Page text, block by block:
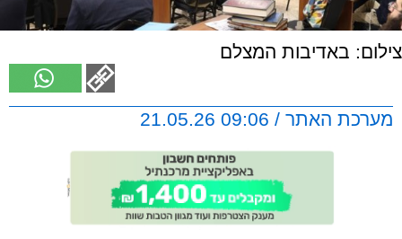
צילום: באדיבות המצלם
מערכת האתר / 09:06 21.05.26